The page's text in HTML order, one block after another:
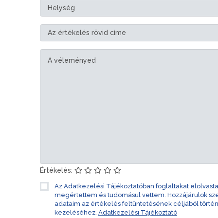
Értékelés:
Az Adatkezelési Tájékoztatóban foglaltakat
megértettem és tudomásul vettem. Hozzájárulok
adataim az értékelés feltüntetésének céljából
kezeléséhez. Adatkezelési Tájékoztató